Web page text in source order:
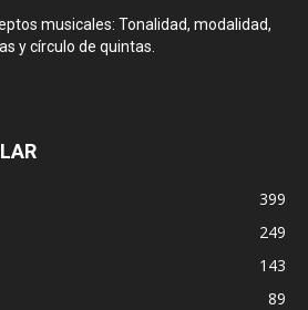
musicales: Tonalidad, modalidad,
y círculo de quintas.
399
249
143
89